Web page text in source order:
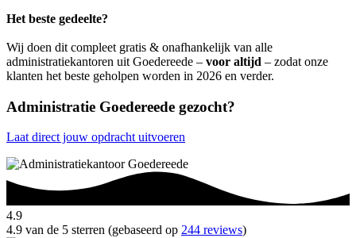
Het beste gedeelte?
Wij doen dit compleet gratis & onafhankelijk van alle
administratiekantoren uit Goedereede – voor altijd – zodat onze
klanten het beste geholpen worden in 2026 en verder.
Administratie Goedereede gezocht?
Laat direct jouw opdracht uitvoeren
4.9
4.9 van de 5 sterren (gebaseerd op 244 reviews)